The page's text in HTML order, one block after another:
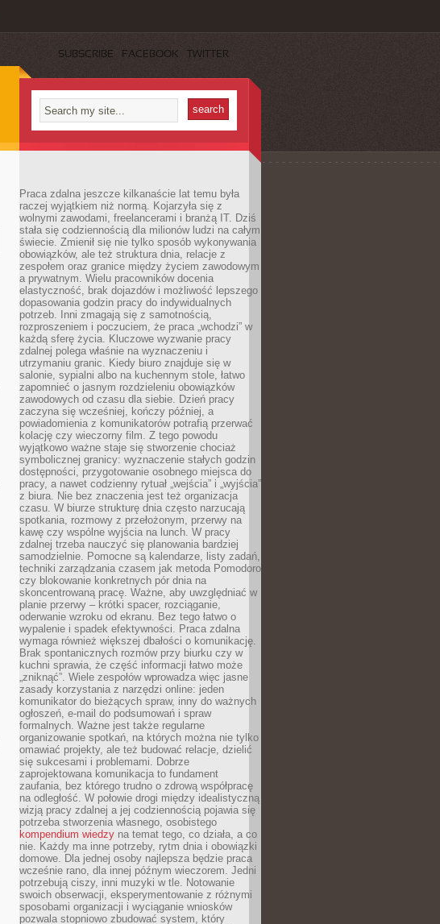
SUBSCRIBE FACEBOOK TWITTER
Praca zdalna jeszcze kilkanaście lat temu była
raczej wyjątkiem niż normą. Kojarzyła się z
wolnymi zawodami, freelancerami i branżą IT. Dziś
stała się codziennością dla milionów ludzi na całym
świecie. Zmienił się nie tylko sposób wykonywania
obowiązków, ale też struktura dnia, relacje z
zespołem oraz granice między życiem zawodowym
a prywatnym. Wielu pracowników docenia
elastyczność, brak dojazdów i możliwość lepszego
dopasowania godzin pracy do indywidualnych
potrzeb. Inni zmagają się z samotnością,
rozproszeniem i poczuciem, że praca „wchodzi” w
każdą sferę życia. Kluczowe wyzwanie pracy
zdalnej polega właśnie na wyznaczeniu i
utrzymaniu granic. Kiedy biuro znajduje się w
salonie, sypialni albo na kuchennym stole, łatwo
zapomnieć o jasnym rozdzieleniu obowiązków
zawodowych od czasu dla siebie. Dzień pracy
zaczyna się wcześniej, kończy później, a
powiadomienia z komunikatorów potrafią przerwać
kolację czy wieczorny film. Z tego powodu
wyjątkowo ważne staje się stworzenie chociaż
symbolicznej granicy: wyznaczenie stałych godzin
dostępności, przygotowanie osobnego miejsca do
pracy, a nawet codzienny rytuał „wejścia” i „wyjścia”
z biura. Nie bez znaczenia jest też organizacja
czasu. W biurze strukturę dnia często narzucają
spotkania, rozmowy z przełożonym, przerwy na
kawę czy wspólne wyjścia na lunch. W pracy
zdalnej trzeba nauczyć się planowania bardziej
samodzielnie. Pomocne są kalendarze, listy zadań,
techniki zarządzania czasem jak metoda Pomodoro
czy blokowanie konkretnych pór dnia na
skoncentrowaną pracę. Ważne, aby uwzględniać w
planie przerwy – krótki spacer, rozciąganie,
oderwanie wzroku od ekranu. Bez tego łatwo o
wypalenie i spadek efektywności. Praca zdalna
wymaga również większej dbałości o komunikację.
Brak spontanicznych rozmów przy biurku czy w
kuchni sprawia, że część informacji łatwo może
„zniknąć”. Wiele zespołów wprowadza więc jasne
zasady korzystania z narzędzi online: jeden
komunikator do bieżących spraw, inny do ważnych
ogłoszeń, e-mail do podsumowań i spraw
formalnych. Ważne jest także regularne
organizowanie spotkań, na których można nie tylko
omawiać projekty, ale też budować relacje, dzielić
się sukcesami i problemami. Dobrze
zaprojektowana komunikacja to fundament
zaufania, bez którego trudno o zdrową współpracę
na odległość. W połowie drogi między idealistyczną
wizją pracy zdalnej a jej codziennością pojawia się
potrzeba stworzenia własnego, osobistego
kompendium wiedzy na temat tego, co działa, a co
nie. Każdy ma inne potrzeby, rytm dnia i obowiązki
domowe. Dla jednej osoby najlepsza będzie praca
wcześnie rano, dla innej późnym wieczorem. Jedni
potrzebują ciszy, inni muzyki w tle. Notowanie
swoich obserwacji, eksperymentowanie z różnymi
sposobami organizacji i wyciąganie wniosków
pozwala stopniowo zbudować system, który